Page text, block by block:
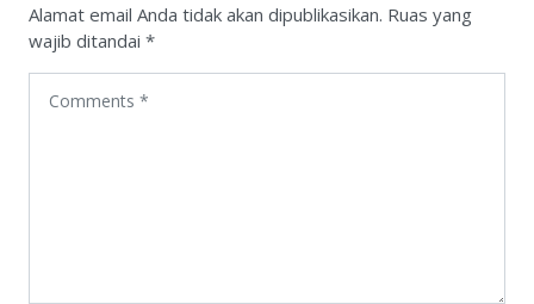
Alamat email Anda tidak akan dipublikasikan. Ruas yang
wajib ditandai *